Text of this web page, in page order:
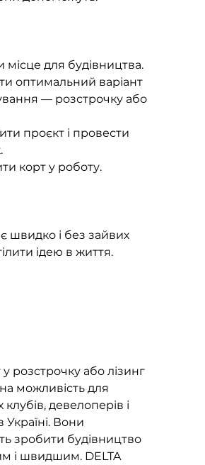
місце для будівництва.
оптимальний варіант
— розстрочку або
проєкт і провести
корт у роботу.
швидко і без зайвих
ідею в життя.
розстрочку або лізинг
можливість для
девелоперів і
Україні. Вони
зробити будівництво
і швидшим. DELTA